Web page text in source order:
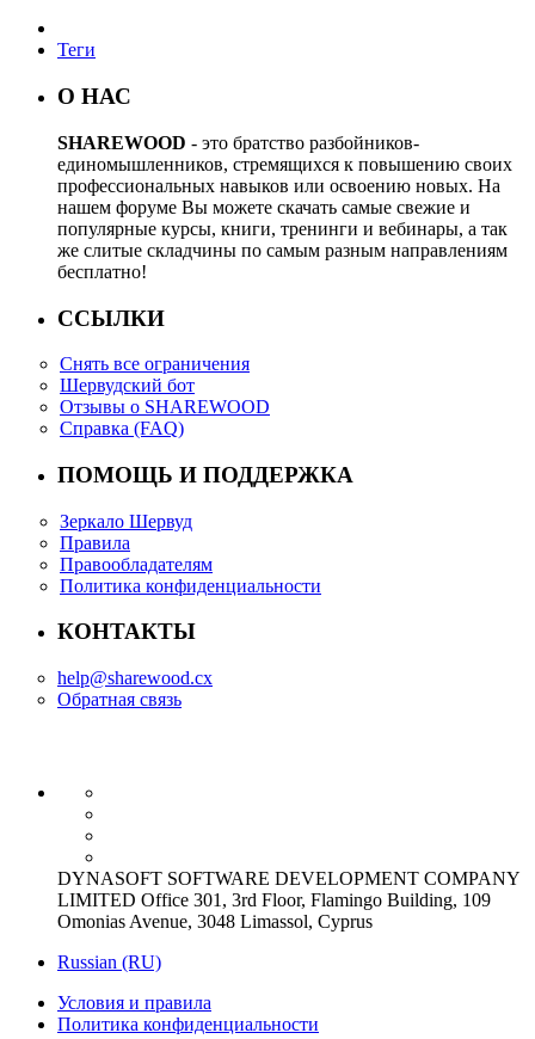
Теги
О НАС
SHAREWOOD - это братство разбойников-
единомышленников, стремящихся к повышению своих
профессиональных навыков или освоению новых. На
нашем форуме Вы можете скачать самые свежие и
популярные курсы, книги, тренинги и вебинары, а так
же слитые складчины по самым разным направлениям
бесплатно!
ССЫЛКИ
Снять все ограничения
Шервудский бот
Отзывы о SHAREWOOD
Справка (FAQ)
ПОМОЩЬ И ПОДДЕРЖКА
Зеркало Шервуд
Правила
Правообладателям
Политика конфиденциальности
КОНТАКТЫ
help@sharewood.cx
Обратная связь
DYNASOFT SOFTWARE DEVELOPMENT COMPANY
LIMITED Office 301, 3rd Floor, Flamingo Building, 109
Omonias Avenue, 3048 Limassol, Cyprus
Russian (RU)
Условия и правила
Политика конфиденциальности